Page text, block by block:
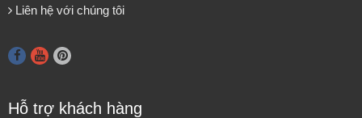
Liên hệ với chúng tôi
Hỗ trợ khách hàng